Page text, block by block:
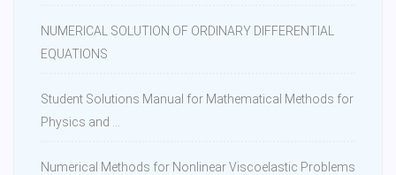
NUMERICAL SOLUTION OF ORDINARY DIFFERENTIAL
EQUATIONS
Student Solutions Manual for Mathematical Methods for
Physics and ...
Numerical Methods for Nonlinear Viscoelastic Problems